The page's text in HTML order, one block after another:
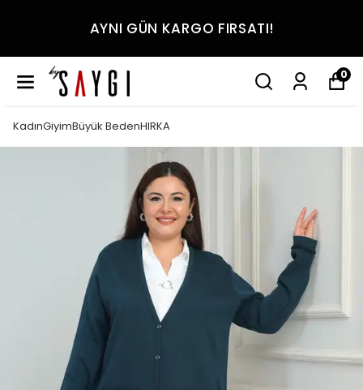
AYNI GÜN KARGO FIRSATI!
0
KadınGiyimBüyük BedenHIRKA